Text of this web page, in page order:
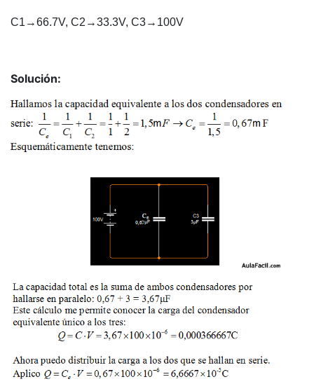
C1→66.7V, C2→33.3V, C3→100V
Solución: